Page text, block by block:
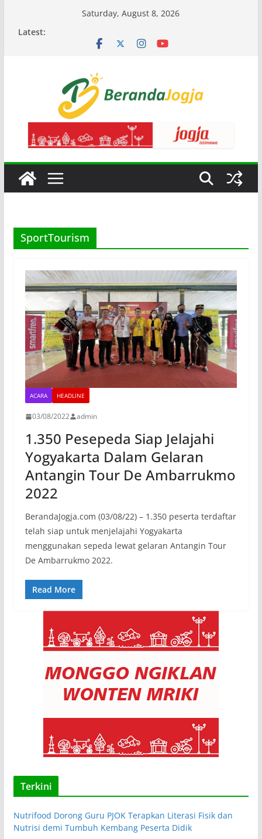
Saturday, August 8, 2026
Latest:
SportTourism
ACARA HEADLINE
03/08/2022 admin
1.350 Pesepeda Siap Jelajahi
Yogyakarta Dalam Gelaran
Antangin Tour De Ambarrukmo
2022
BerandaJogja.com (03/08/22) – 1.350 peserta terdaftar
telah siap untuk menjelajahi Yogyakarta
menggunakan sepeda lewat gelaran Antangin Tour
De Ambarrukmo 2022.
Read More
Terkini
Nutrifood Dorong Guru PJOK Terapkan Literasi Fisik dan
Nutrisi demi Tumbuh Kembang Peserta Didik